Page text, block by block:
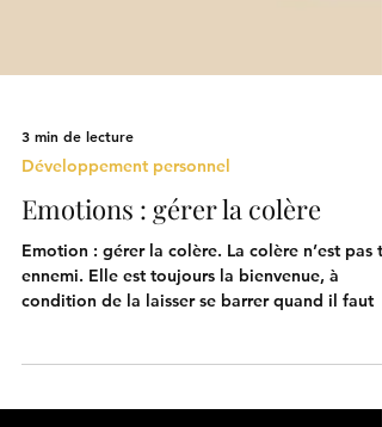
Développement personnel
Emotions : gérer la colère
Emotion : gérer la colère. La colère n’est pas